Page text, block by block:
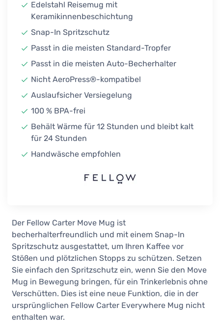
Neu
Fellow Carter Move Mug 355 ml,
41,90 €
Auf Lager
Fellow Carter Move Mug 355 ml,
41,90 €
Auf Lager
Fellow Carter Move Mug 355 ml,
Sand Dune
41,90 €
41,90 €
Chip
41,90 €
Auf Lager
Fellow Carter Move Mug 355 ml,
Smoke Green
41,90 €
2-4 Wochen
Fellow Carter Move Mug 355 ml,
Edelstahl Reisemug mit
Keramikinnenbeschichtung
Snap-In Spritzschutz
Passt in die meisten Standard-Tropfer
Passt in die meisten Auto-Becherhalter
Nicht AeroPress®-kompatibel
Auslaufsicher Versiegelung
100 % BPA-frei
Behält Wärme für 12 Stunden und bleibt kalt
für 24 Stunden
Handwäsche empfohlen
Der Fellow Carter Move Mug ist
becherhalterfreundlich und mit einem Snap-In
Spritzschutz ausgestattet, um Ihren Kaffee vor
Stößen und plötzlichen Stopps zu schützen. Setzen
Sie einfach den Spritzschutz ein, wenn Sie den Move
Mug in Bewegung bringen, für ein Trinkerlebnis ohne
Verschütten. Dies ist eine neue Funktion, die in der
ursprünglichen Fellow Carter Everywhere Mug nicht
enthalten war.